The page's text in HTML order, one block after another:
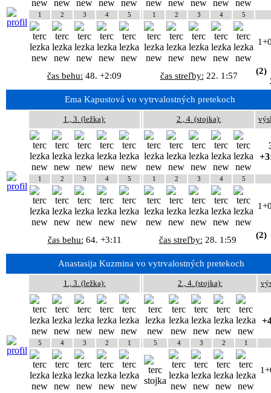
1 2 3 4 5 1 2 3 4 5
čas behu: 48. +2:09 čas streľby: 22. 1:57
(2)
Ema Kapustová vo vytrvalostných pretekoch
1., 3. (ležka): 2., 4. (stojka):
1 2 3 4 5 1 2 3 4 5
čas behu: 64. +3:11 čas streľby: 28. 1:59 (2)
Anastasija Kuzmina vo vytrvalostných pretekoch
1., 3. (ležka): 2., 4. (stojka):
5 4 3 2 1 5 4 3 2 1